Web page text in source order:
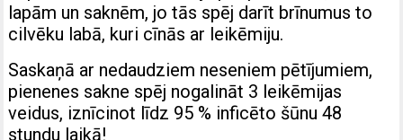
lapām un saknēm, jo tās spēj darīt brīnumus to
cilvēku labā, kuri cīnās ar leikēmiju.
Saskaņā ar nedaudziem neseniem pētījumiem,
pienenes sakne spēj nogalināt 3 leikēmijas
veidus, iznīcinot līdz 95 % inficēto šūnu 48
stundu laikā!